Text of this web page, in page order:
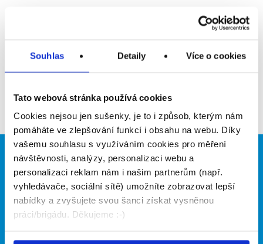
Souhlas Detaily Více o cookies
Tato webová stránka používá cookies
Cookies nejsou jen sušenky, je to i způsob, kterým nám
pomáháte ve zlepšování funkcí i obsahu na webu. Díky
vašemu souhlasu s využíváním cookies pro měření
návštěvnosti, analýzy, personalizaci webu a
personalizaci reklam nám i našim partnerům (např.
vyhledávače, sociální sítě) umožníte zobrazovat lepší
nabídky a zvyšujete svou šanci získat vysněnou
práci/brigádu. Děkujeme :-)
Zpět
Brigádníci
Články
Hledané brigády
Firmy
Vložit inzerát
Ceník